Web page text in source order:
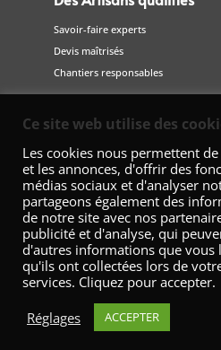
Savoir-faire experts
Devis maîtrisés
Chantiers responsables
Fédération Nationale de la
Ce site web utilise des
Les cookies nous permettent
et les annonces, d'offrir des
médias sociaux et d'analyser
partageons également des
de notre site avec nos
publicité et d'analyse, qui
d'autres informations que vous
qu'ils ont collectées lors de
services. Cliquez pour accepter.
Réglages
ACCEPTER